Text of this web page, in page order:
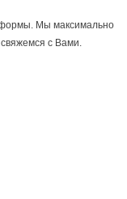
Мы максимально
с Вами.